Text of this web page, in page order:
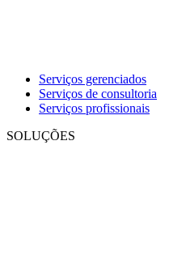
Serviços gerenciados
Serviços de consultoria
Serviços profissionais
SOLUÇÕES